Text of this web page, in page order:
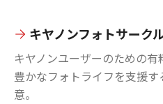
キヤノンフォトサーク
キヤノンユーザーのための有
豊かなフォトライフを支援
意。